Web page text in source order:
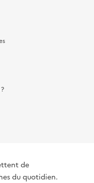
de
du quotidien.